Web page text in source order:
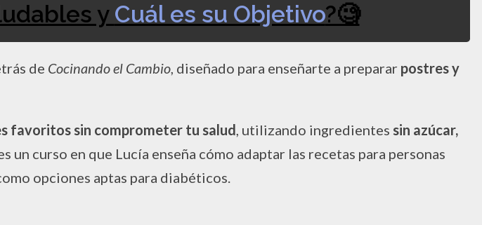
y Cuál es su Objetivo?🧐​
de Cocinando el Cambio, diseñado para enseñarte a preparar postres y
favoritos sin comprometer tu salud, utilizando ingredientes sin azúcar,
un curso en que Lucía enseña cómo adaptar las recetas para personas
opciones aptas para diabéticos.